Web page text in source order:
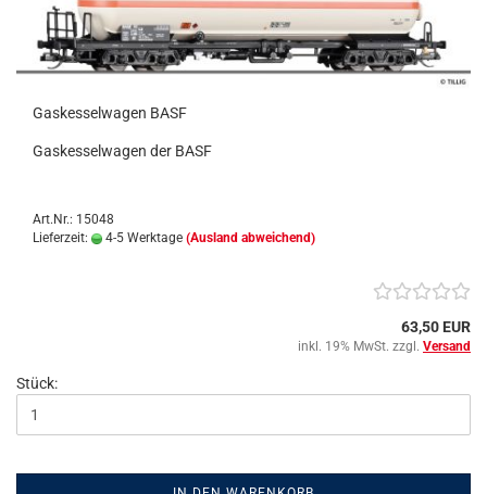
Gaskesselwagen BASF
Gaskesselwagen der BASF
Art.Nr.: 15048
Lieferzeit:
4-5 Werktage (Ausland abweichend)
63,50 EUR
inkl. 19% MwSt. zzgl. Versand
Stück: